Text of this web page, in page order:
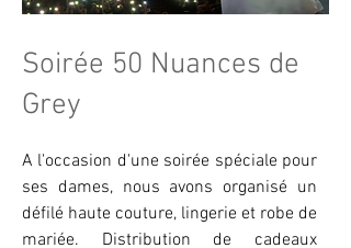
Soirée 50 Nuances de
Grey
A l'occasion d'une soirée spéciale pour
ses dames, nous avons organisé un
défilé haute couture, lingerie et robe de
mariée. Distribution de cadeaux